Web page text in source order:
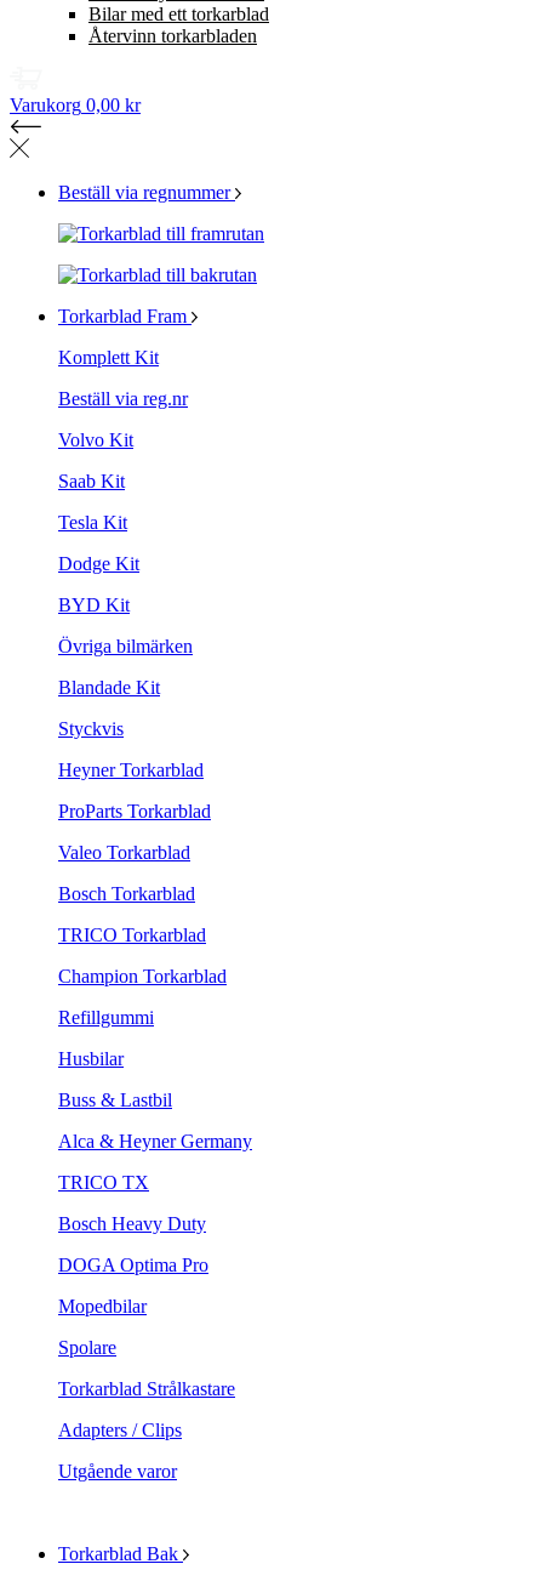
Bilar med ett torkarblad
Återvinn torkarbladen
Varukorg 0,00 kr
Beställ via regnummer
Torkarblad Fram
Komplett Kit
Beställ via reg.nr
Volvo Kit
Saab Kit
Tesla Kit
Dodge Kit
BYD Kit
Övriga bilmärken
Blandade Kit
Styckvis
Heyner Torkarblad
ProParts Torkarblad
Valeo Torkarblad
Bosch Torkarblad
TRICO Torkarblad
Champion Torkarblad
Refillgummi
Husbilar
Buss & Lastbil
Alca & Heyner Germany
TRICO TX
Bosch Heavy Duty
DOGA Optima Pro
Mopedbilar
Spolare
Torkarblad Strålkastare
Adapters / Clips
Utgående varor
Torkarblad Bak